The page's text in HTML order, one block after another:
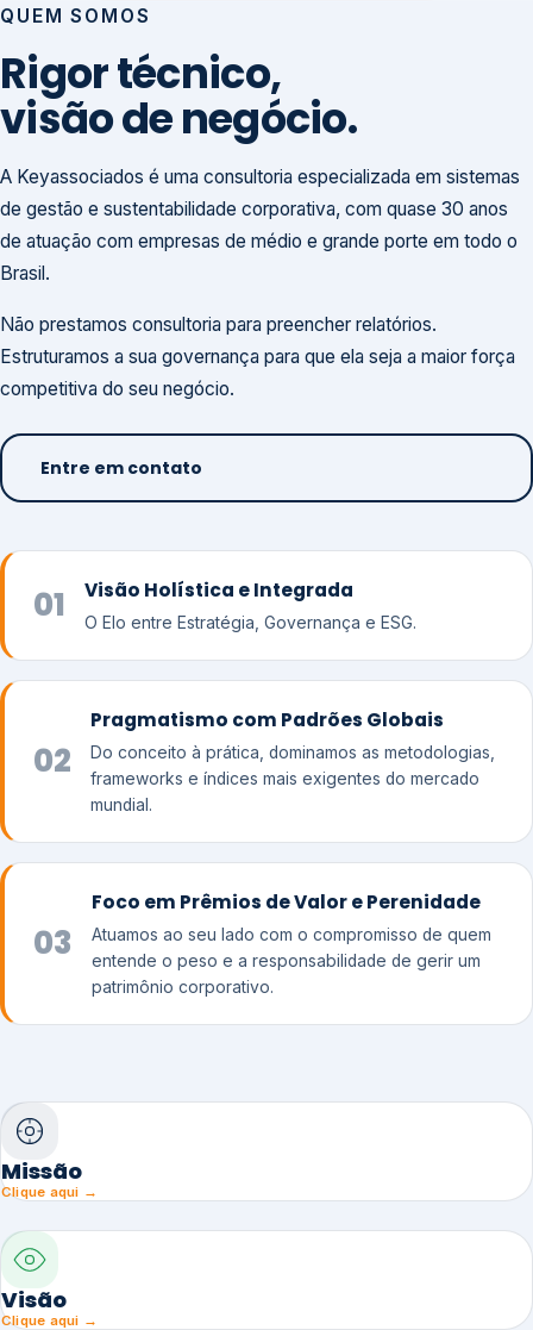
QUEM SOMOS
Rigor técnico,
visão de negócio.
A Keyassociados é uma consultoria especializada em sistemas
de gestão e sustentabilidade corporativa, com quase 30 anos
de atuação com empresas de médio e grande porte em todo o
Brasil.
Não prestamos consultoria para preencher relatórios.
Estruturamos a sua governança para que ela seja a maior força
competitiva do seu negócio.
Entre em contato
01 Visão Holística e Integrada
O Elo entre Estratégia, Governança e ESG.
02
Pragmatismo com Padrões Globais
Do conceito à prática, dominamos as metodologias,
frameworks e índices mais exigentes do mercado
mundial.
03
Foco em Prêmios de Valor e Perenidade
Atuamos ao seu lado com o compromisso de quem
entende o peso e a responsabilidade de gerir um
patrimônio corporativo.
Missão
Clique aqui →
Visão
Clique aqui →